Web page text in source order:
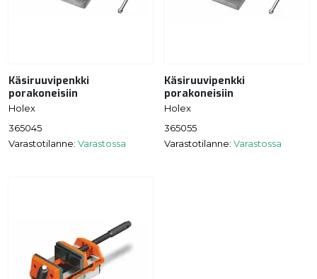
Käsiruuvipenkki
porakoneisiin
Holex
365045
Varastotilanne: Varastossa
Käsiruuvipenkki
porakoneisiin
Holex
365055
Varastotilanne: Varastossa